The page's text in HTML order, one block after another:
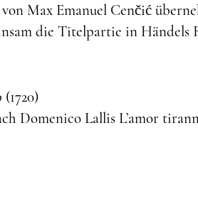
Max Emanuel Cenčić
die Titelpartie in Händels
Domenico Lallis L’amor